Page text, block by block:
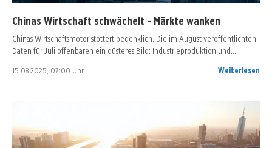
Chinas Wirtschaft schwächelt - Märkte wanken
Chinas Wirtschaftsmotor stottert bedenklich. Die im August veröffentlichten
Daten für Juli offenbaren ein düsteres Bild: Industrieproduktion und…
15.08.2025, 07:00 Uhr Weiterlesen